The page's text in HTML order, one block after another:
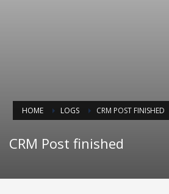
HOME LOGS CRM POST FINISHED
CRM Post finished